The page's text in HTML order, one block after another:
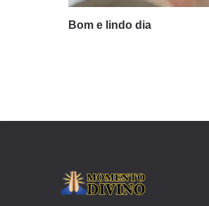
Bom e lindo dia